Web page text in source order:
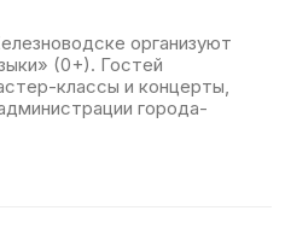
организуют
(0+). Гостей
классы и концерты,
города-